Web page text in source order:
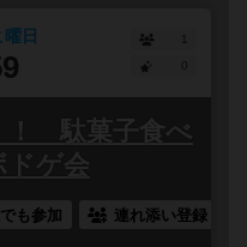
曜日
1
！ 駄菓子食べ
ドゲ会
も参加 連れ添い登録